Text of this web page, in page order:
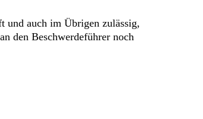
und auch im Übrigen zulässig,
den Beschwerdeführer noch